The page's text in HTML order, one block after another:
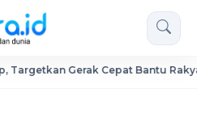
Gerak Cepat Bantu Rakyat